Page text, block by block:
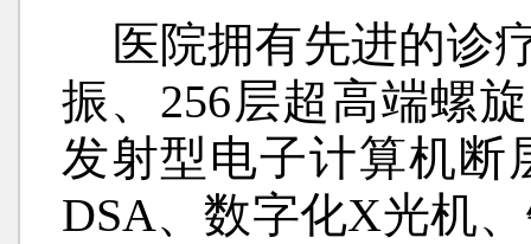
医院拥有先进的诊
振、256层超高端螺
发射型电子计算机断
DSA、数字化X光机